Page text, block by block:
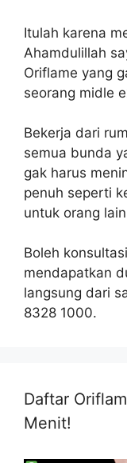
Itulah karena
Ahamdulillah
Oriflame yang
seorang midle
Bekerja dari
semua bunda
gak harus
penuh seperti
untuk orang
Boleh
mendapatkan
langsung dari
8328 1000.
Daftar
Menit!